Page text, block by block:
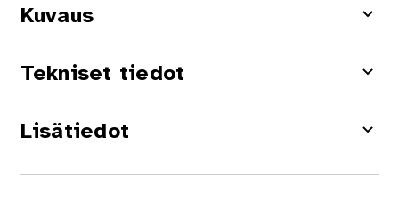
Kuvaus
Tekniset tiedot
Lisätiedot